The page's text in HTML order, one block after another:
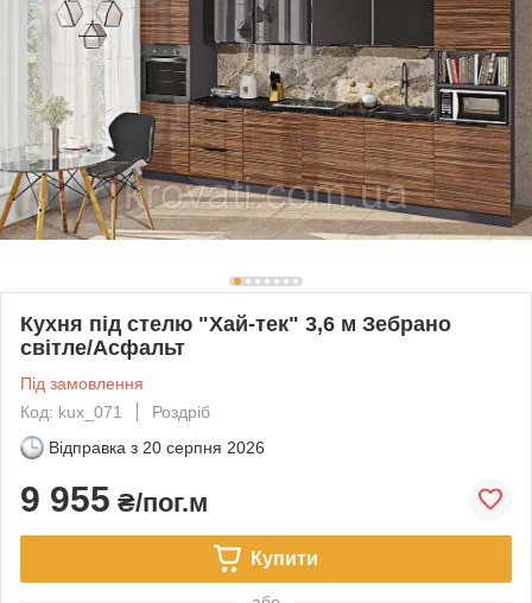
Кухня під стелю "Хай-тек" 3,6 м Зебрано
світле/Асфальт
Під замовлення
Код: kux_071
Роздріб
Відправка з 20 серпня 2026
9 955 ₴/пог.м
Купити